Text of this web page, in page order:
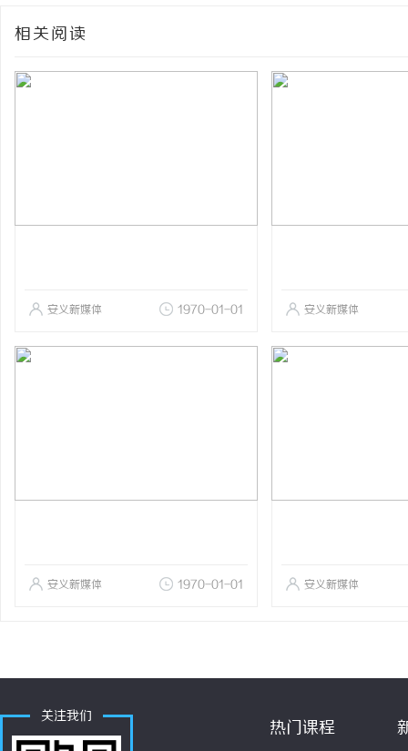
相关阅读
安义新媒体 1970-01-01 安义新媒体
安义新媒体 1970-01-01 安义新媒体
关注我们
热门课程